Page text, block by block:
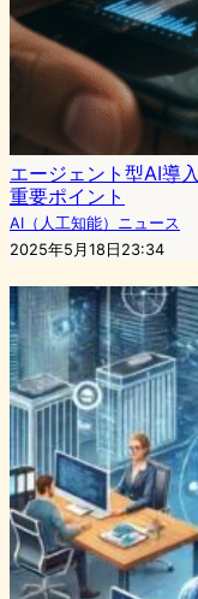
エージェント型AI導
重要ポイント
AI（人工知能）ニュース
2025年5月18日23:34